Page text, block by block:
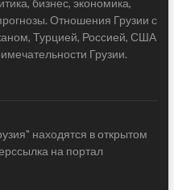
бизнес, экономика,
Отношения Грузии с
Турцией, Россией, США
Грузии.
находятся в открытом
на портал